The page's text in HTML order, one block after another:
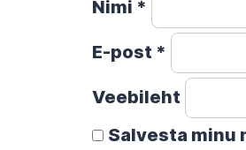
Nimi *
E-post *
Veebileht
Salvesta minu